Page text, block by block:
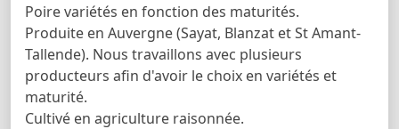
Poire variétés en fonction des maturités.
Produite en Auvergne (Sayat, Blanzat et St Amant-
Tallende). Nous travaillons avec plusieurs
producteurs afin d'avoir le choix en variétés et
maturité.
Cultivé en agriculture raisonnée.